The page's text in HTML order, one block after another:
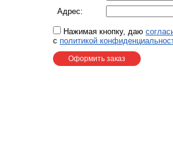
Адрес:
Нажимая кнопку, даю
с политикой